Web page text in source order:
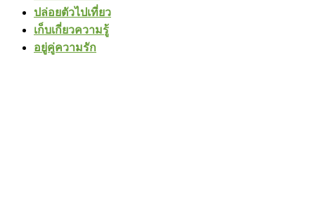
ปล่อยตัวไปเที่ยว
เก็บเกี่ยวความรู้
อยู่คู่ความรัก